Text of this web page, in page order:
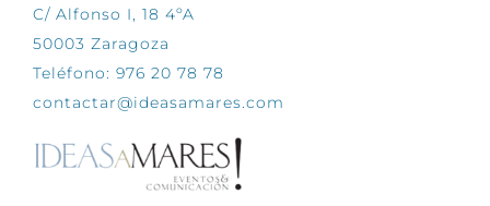
C/ Alfonso I, 18 4ºA
50003 Zaragoza
Teléfono: 976 20 78 78
contactar@ideasamares.com